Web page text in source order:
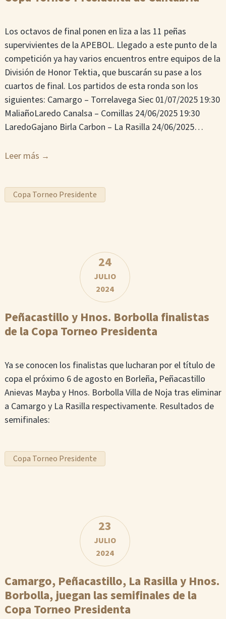
Los octavos de final ponen en liza a las 11 peñas
supervivientes de la APEBOL. Llegado a este punto de la
competición ya hay varios encuentros entre equipos de la
División de Honor Tektia, que buscarán su pase a los
cuartos de final. Los partidos de esta ronda son los
siguientes: Camargo – Torrelavega Siec 01/07/2025 19:30
MaliañoLaredo Canalsa – Comillas 24/06/2025 19:30
LaredoGajano Birla Carbon – La Rasilla 24/06/2025…
Leer más
Copa Torneo Presidente
24
JULIO
2024
Peñacastillo y Hnos. Borbolla finalistas
de la Copa Torneo Presidenta
Ya se conocen los finalistas que lucharan por el título de
copa el próximo 6 de agosto en Borleña, Peñacastillo
Anievas Mayba y Hnos. Borbolla Villa de Noja tras eliminar
a Camargo y La Rasilla respectivamente. Resultados de
semifinales:
Copa Torneo Presidente
23
JULIO
2024
Camargo, Peñacastillo, La Rasilla y Hnos.
Borbolla, juegan las semifinales de la
Copa Torneo Presidenta